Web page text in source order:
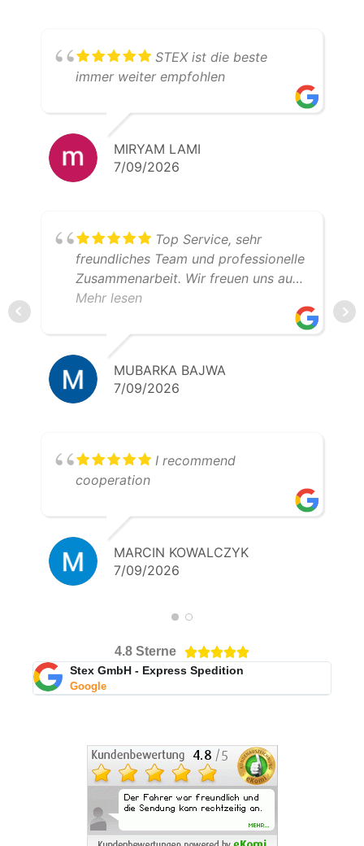
STEX ist die beste
immer weiter empfohlen
MIRYAM LAMI
7/09/2026
Top Service, sehr
freundliches Team und professionelle
Zusammenarbeit. Wir freuen uns auf
weitere gemeinsame Transporte.
Mehr lesen
MUBARKA BAJWA
7/09/2026
I recommend
cooperation
MARCIN KOWALCZYK
7/09/2026
4.8 Sterne 
Stex GmbH - Express Spedition
Google